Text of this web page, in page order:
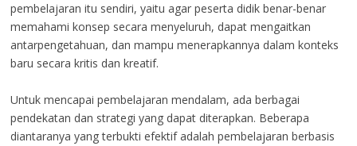
pembelajaran itu sendiri, yaitu agar peserta didik benar-benar
memahami konsep secara menyeluruh, dapat mengaitkan
antarpengetahuan, dan mampu menerapkannya dalam konteks
baru secara kritis dan kreatif.
Untuk mencapai pembelajaran mendalam, ada berbagai
pendekatan dan strategi yang dapat diterapkan. Beberapa
diantaranya yang terbukti efektif adalah pembelajaran berbasis